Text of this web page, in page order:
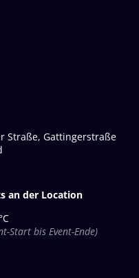
Straße, Gattingerstraße
an der Location
Start bis Event-Ende)